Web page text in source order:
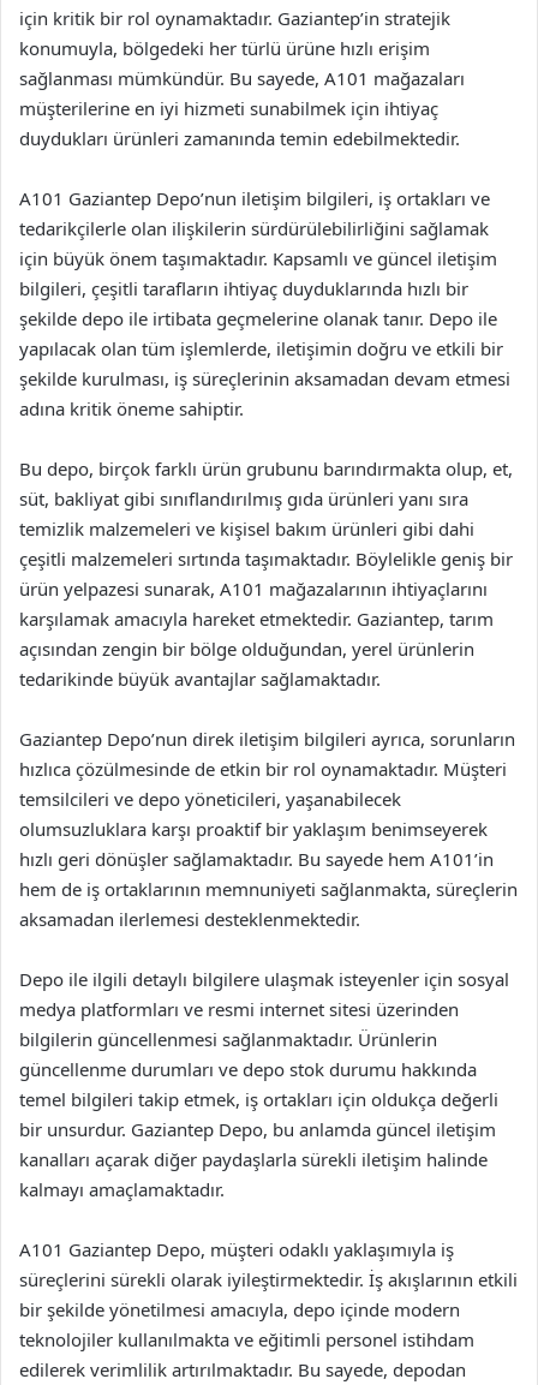
için kritik bir rol oynamaktadır. Gaziantep’in stratejik
konumuyla, bölgedeki her türlü ürüne hızlı erişim
sağlanması mümkündür. Bu sayede, A101 mağazaları
müşterilerine en iyi hizmeti sunabilmek için ihtiyaç
duydukları ürünleri zamanında temin edebilmektedir.
A101 Gaziantep Depo’nun iletişim bilgileri, iş ortakları ve
tedarikçilerle olan ilişkilerin sürdürülebilirliğini sağlamak
için büyük önem taşımaktadır. Kapsamlı ve güncel iletişim
bilgileri, çeşitli tarafların ihtiyaç duyduklarında hızlı bir
şekilde depo ile irtibata geçmelerine olanak tanır. Depo ile
yapılacak olan tüm işlemlerde, iletişimin doğru ve etkili bir
şekilde kurulması, iş süreçlerinin aksamadan devam etmesi
adına kritik öneme sahiptir.
Bu depo, birçok farklı ürün grubunu barındırmakta olup, et,
süt, bakliyat gibi sınıflandırılmış gıda ürünleri yanı sıra
temizlik malzemeleri ve kişisel bakım ürünleri gibi dahi
çeşitli malzemeleri sırtında taşımaktadır. Böylelikle geniş bir
ürün yelpazesi sunarak, A101 mağazalarının ihtiyaçlarını
karşılamak amacıyla hareket etmektedir. Gaziantep, tarım
açısından zengin bir bölge olduğundan, yerel ürünlerin
tedarikinde büyük avantajlar sağlamaktadır.
Gaziantep Depo’nun direk iletişim bilgileri ayrıca, sorunların
hızlıca çözülmesinde de etkin bir rol oynamaktadır. Müşteri
temsilcileri ve depo yöneticileri, yaşanabilecek
olumsuzluklara karşı proaktif bir yaklaşım benimseyerek
hızlı geri dönüşler sağlamaktadır. Bu sayede hem A101’in
hem de iş ortaklarının memnuniyeti sağlanmakta, süreçlerin
aksamadan ilerlemesi desteklenmektedir.
Depo ile ilgili detaylı bilgilere ulaşmak isteyenler için sosyal
medya platformları ve resmi internet sitesi üzerinden
bilgilerin güncellenmesi sağlanmaktadır. Ürünlerin
güncellenme durumları ve depo stok durumu hakkında
temel bilgileri takip etmek, iş ortakları için oldukça değerli
bir unsurdur. Gaziantep Depo, bu anlamda güncel iletişim
kanalları açarak diğer paydaşlarla sürekli iletişim halinde
kalmayı amaçlamaktadır.
A101 Gaziantep Depo, müşteri odaklı yaklaşımıyla iş
süreçlerini sürekli olarak iyileştirmektedir. İş akışlarının etkili
bir şekilde yönetilmesi amacıyla, depo içinde modern
teknolojiler kullanılmakta ve eğitimli personel istihdam
edilerek verimlilik artırılmaktadır. Bu sayede, depodan